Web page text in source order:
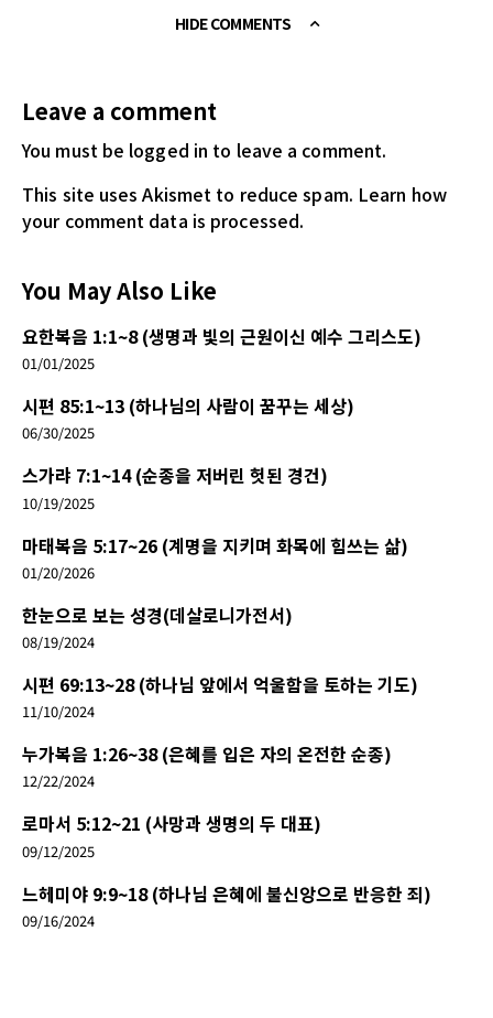
HIDE COMMENTS
Leave a comment
You must be logged in to leave a comment.
This site uses Akismet to reduce spam. Learn how
your comment data is processed.
You May Also Like
요한복음 1:1~8 (생명과 빛의 근원이신 예수 그리스도)
01/01/2025
시편 85:1~13 (하나님의 사람이 꿈꾸는 세상)
06/30/2025
스가랴 7:1~14 (순종을 저버린 헛된 경건)
10/19/2025
마태복음 5:17~26 (계명을 지키며 화목에 힘쓰는 삶)
01/20/2026
한눈으로 보는 성경(데살로니가전서)
08/19/2024
시편 69:13~28 (하나님 앞에서 억울함을 토하는 기도)
11/10/2024
누가복음 1:26~38 (은혜를 입은 자의 온전한 순종)
12/22/2024
로마서 5:12~21 (사망과 생명의 두 대표)
09/12/2025
느헤미야 9:9~18 (하나님 은혜에 불신앙으로 반응한 죄)
09/16/2024